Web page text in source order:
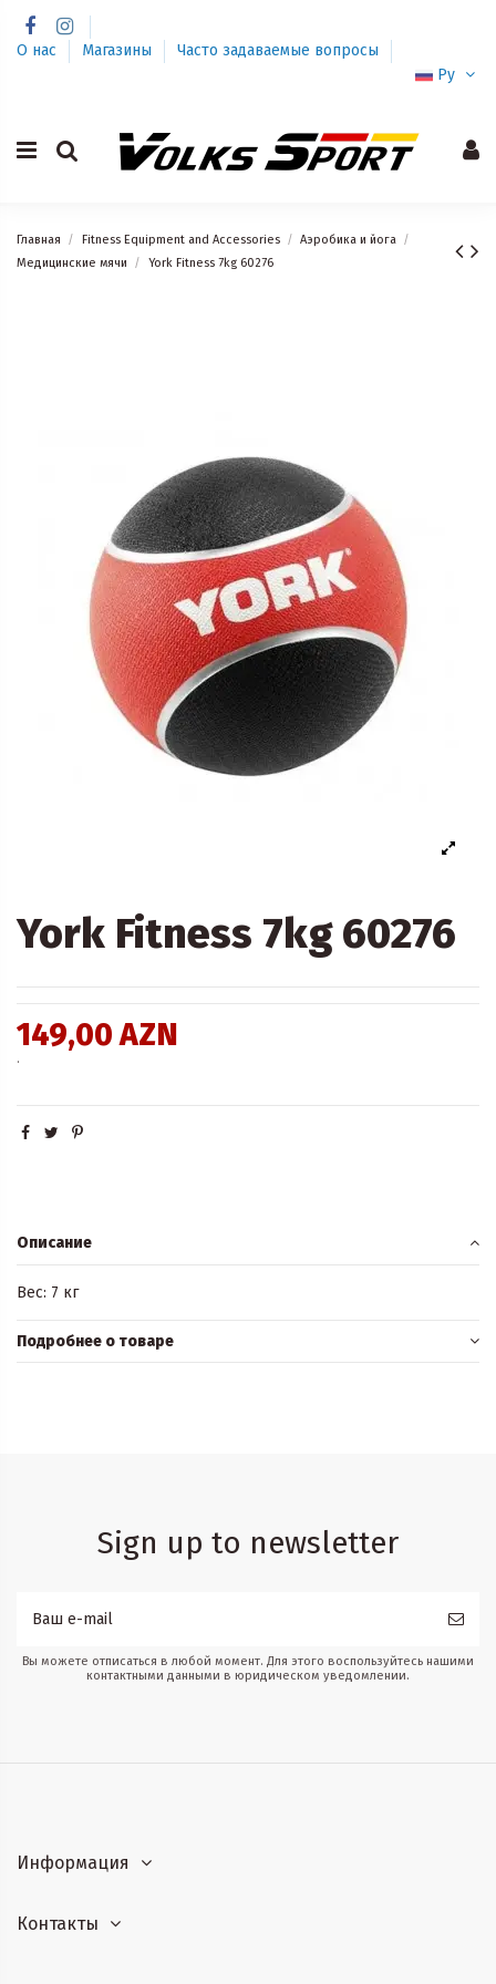
О нас Магазины
Часто задаваемые вопросы
Ру
Главная Fitness Equipment and Accessories
Аэробика и йога
Медицинские мячи
York Fitness 7kg 60276
York Fitness 7kg 60276
149,00 AZN
.
Описание
Вес: 7 кг
Подробнее о товаре
Sign up to newsletter
Вы можете отписаться в любой момент. Для этого воспользуйтесь нашими
контактными данными в юридическом уведомлении.
Информация
Контакты